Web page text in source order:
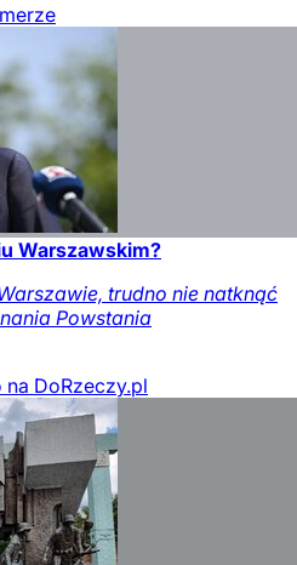
Warszawskim?
trudno nie natknąć
Powstania
na DoRzeczy.pl